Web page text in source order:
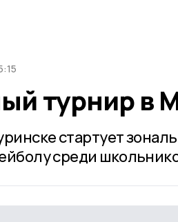
турнир в
стартует
среди